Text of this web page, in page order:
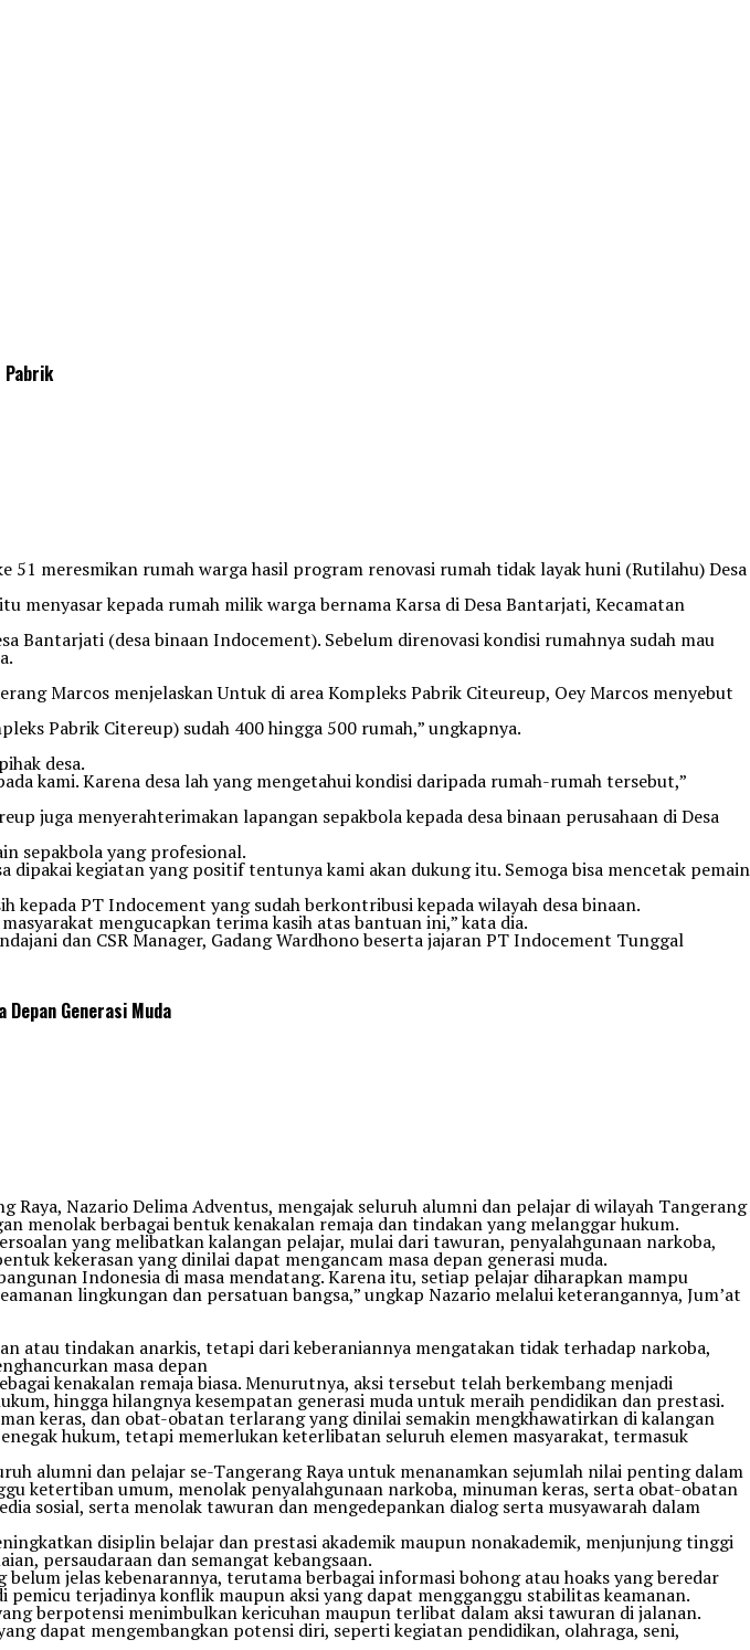
Pabrik
51 meresmikan rumah warga hasil program renovasi rumah tidak layak huni (Rutilahu) Desa
kepada rumah milik warga bernama Karsa di Desa Bantarjati, Kecamatan
Bantarjati (desa binaan Indocement). Sebelum direnovasi kondisi rumahnya sudah mau
Marcos menjelaskan Untuk di area Kompleks Pabrik Citeureup, Oey Marcos menyebut
Pabrik Citereup) sudah 400 hingga 500 rumah,” ungkapnya.
desa.
kami. Karena desa lah yang mengetahui kondisi daripada rumah-rumah tersebut,”
juga menyerahterimakan lapangan sepakbola kepada desa binaan perusahaan di Desa
sepakbola yang profesional.
kegiatan yang positif tentunya kami akan dukung itu. Semoga bisa mencetak pemain
kepada PT Indocement yang sudah berkontribusi kepada wilayah desa binaan.
mengucapkan terima kasih atas bantuan ini,” kata dia.
dan CSR Manager, Gadang Wardhono beserta jajaran PT Indocement Tunggal
Generasi Muda
Raya, Nazario Delima Adventus, mengajak seluruh alumni dan pelajar di wilayah Tangerang
menolak berbagai bentuk kenakalan remaja dan tindakan yang melanggar hukum.
yang melibatkan kalangan pelajar, mulai dari tawuran, penyalahgunaan narkoba,
kekerasan yang dinilai dapat mengancam masa depan generasi muda.
Indonesia di masa mendatang. Karena itu, setiap pelajar diharapkan mampu
lingkungan dan persatuan bangsa,” ungkap Nazario melalui keterangannya, Jum’at
atau tindakan anarkis, tetapi dari keberaniannya mengatakan tidak terhadap narkoba,
masa depan
kenakalan remaja biasa. Menurutnya, aksi tersebut telah berkembang menjadi
hingga hilangnya kesempatan generasi muda untuk meraih pendidikan dan prestasi.
keras, dan obat-obatan terlarang yang dinilai semakin mengkhawatirkan di kalangan
hukum, tetapi memerlukan keterlibatan seluruh elemen masyarakat, termasuk
alumni dan pelajar se-Tangerang Raya untuk menanamkan sejumlah nilai penting dalam
ketertiban umum, menolak penyalahgunaan narkoba, minuman keras, serta obat-obatan
sosial, serta menolak tawuran dan mengedepankan dialog serta musyawarah dalam
disiplin belajar dan prestasi akademik maupun nonakademik, menjunjung tinggi
persaudaraan dan semangat kebangsaan.
jelas kebenarannya, terutama berbagai informasi bohong atau hoaks yang beredar
terjadinya konflik maupun aksi yang dapat mengganggu stabilitas keamanan.
berpotensi menimbulkan kericuhan maupun terlibat dalam aksi tawuran di jalanan.
dapat mengembangkan potensi diri, seperti kegiatan pendidikan, olahraga, seni,